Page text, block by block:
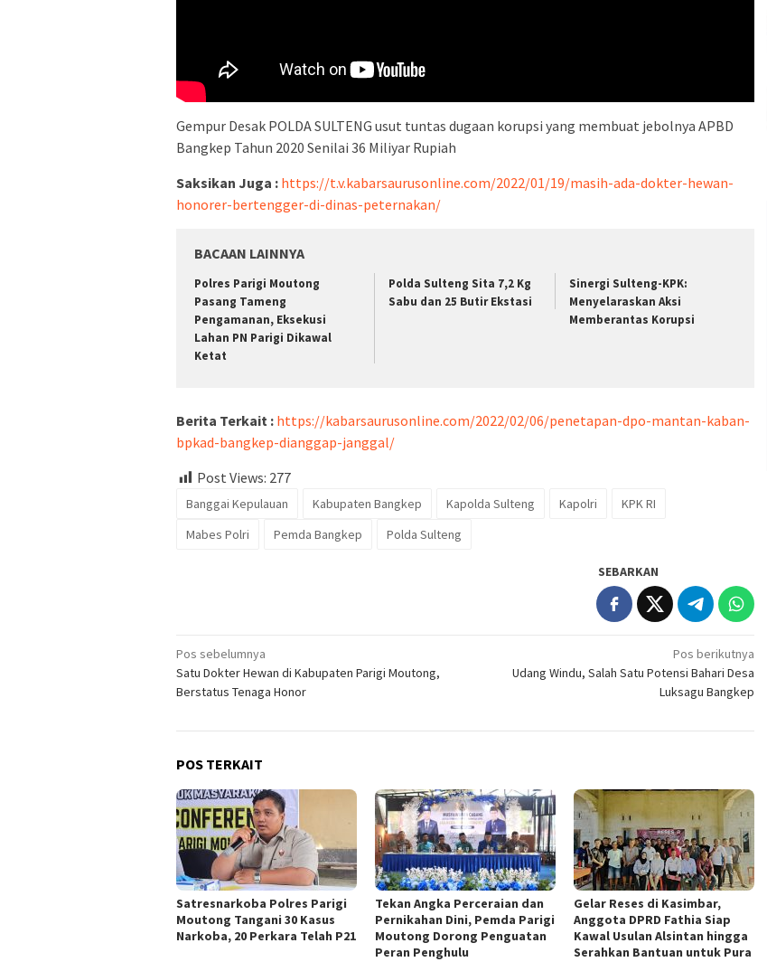
Gempur Desak POLDA SULTENG usut tuntas dugaan korupsi yang membuat jebolnya APBD
Bangkep Tahun 2020 Senilai 36 Miliyar Rupiah
Saksikan Juga : https://t.v.kabarsaurusonline.com/2022/01/19/masih-ada-dokter-hewan-
honorer-bertengger-di-dinas-peternakan/
BACAAN LAINNYA
Polres Parigi Moutong
Pasang Tameng
Pengamanan, Eksekusi
Lahan PN Parigi Dikawal
Ketat
Polda Sulteng Sita 7,2 Kg
Sabu dan 25 Butir Ekstasi
Sinergi Sulteng-KPK:
Menyelaraskan Aksi
Memberantas Korupsi
Berita Terkait : https://kabarsaurusonline.com/2022/02/06/penetapan-dpo-mantan-kaban-
bpkad-bangkep-dianggap-janggal/
Post Views: 277
Banggai Kepulauan Kabupaten Bangkep Kapolda Sulteng Kapolri
KPK RI
Mabes Polri
Pemda Bangkep Polda Sulteng
SEBARKAN
Navigasi
pos
Pos sebelumnya
Satu Dokter Hewan di Kabupaten Parigi Moutong,
Berstatus Tenaga Honor
Pos berikutnya
Udang Windu, Salah Satu Potensi Bahari Desa
Luksagu Bangkep
POS TERKAIT
Satresnarkoba Polres Parigi
Moutong Tangani 30 Kasus
Narkoba, 20 Perkara Telah P21
Tekan Angka Perceraian dan
Pernikahan Dini, Pemda Parigi
Moutong Dorong Penguatan
Peran Penghulu
Gelar Reses di Kasimbar,
Anggota DPRD Fathia Siap
Kawal Usulan Alsintan hingga
Serahkan Bantuan untuk Pura